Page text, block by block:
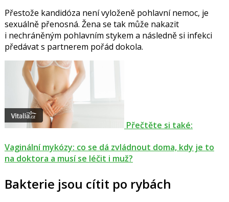
Přestože kandidóza není vyloženě pohlavní nemoc, je
sexuálně přenosná. Žena se tak může nakazit
i nechráněným pohlavním stykem a následně si infekci
předávat s partnerem pořád dokola.
Přečtěte si také:
Vaginální mykózy: co se dá zvládnout doma, kdy je to
na doktora a musí se léčit i muž?
Bakterie jsou cítit po rybách